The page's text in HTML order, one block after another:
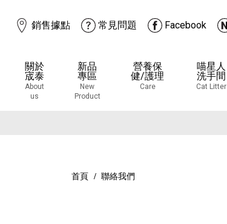
銷售據點 常見問題 Facebook
關於
宬泰
About
us
新品
專區
New
Product
營養保
健/護理
Care
喵星人
洗手間
Cat Litter
首頁 聯絡我們